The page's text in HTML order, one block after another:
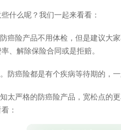
什么呢？我们一起来看看：
癌险产品不用体检，但是建议大
、解除保险合同或是拒赔。
防癌险都是有个疾病等待期的，
太严格的防癌险产品，宽松点的
：